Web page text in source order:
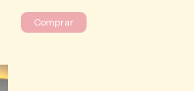
Comprar